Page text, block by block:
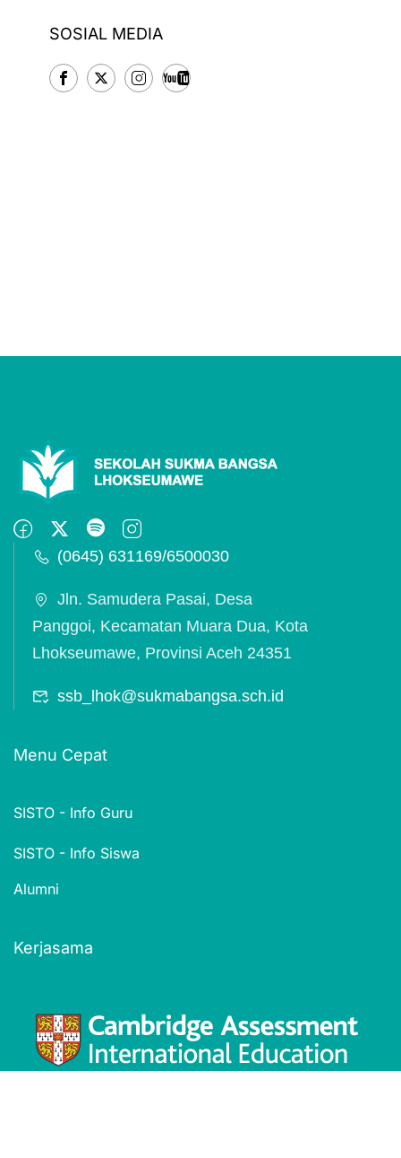
SOSIAL MEDIA
(0645) 631169/6500030
Jln. Samudera Pasai, Desa
Panggoi, Kecamatan Muara Dua, Kota
Lhokseumawe, Provinsi Aceh 24351
ssb_lhok@sukmabangsa.sch.id
Menu Cepat
SISTO - Info Guru
SISTO - Info Siswa
Alumni
Kerjasama